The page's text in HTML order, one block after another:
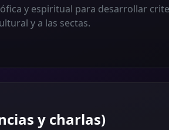
y espiritual para desarrollar
y a las sectas.
y charlas)